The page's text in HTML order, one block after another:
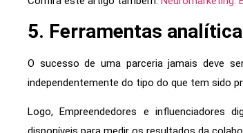
5. Ferramentas
O sucesso de uma parceria jamais deve
independentemente do tipo do que tem sido
Logo, Empreendedores e influenciadores